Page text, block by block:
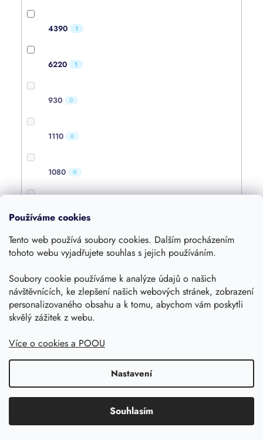
Používáme cookies
Tento web používá soubory cookies. Dalším procházením
tohoto webu vyjadřujete souhlas s jejich používáním.
Soubory cookie používáme k analýze údajů o našich
návštěvnících, ke zlepšení našich webových stránek, zobrazení
personalizovaného obsahu a k tomu, abychom vám poskytli
skvělý zážitek z webu.
Více o cookies a POOU
Nastavení
Souhlasím
4390 1
6220 1
930 0
1110 0
1080 0
4000 0
1600 0
360 0
420
1250 0
1055